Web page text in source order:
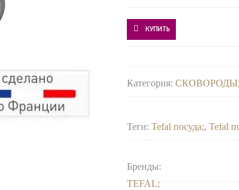
КУПИТЬ
Категория:СКОВОРОДЫ
Теги:Tefal посуда ,Tefal
Бренды:
TEFAL